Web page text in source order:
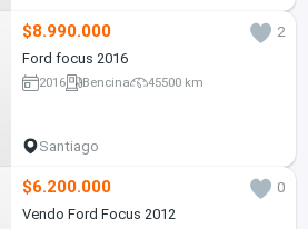
$8.990.000
2
Ford focus 2016
2016 Bencina 45500 km
Santiago
$6.200.000
0
Vendo Ford Focus 2012